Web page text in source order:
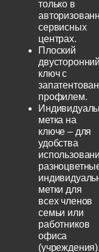
только в
сервисных
центрах.
Плоский
ключ с
профилем.
метка на
ключе – для
удобства
метки для
всех членов
семьи или
работников
офиса